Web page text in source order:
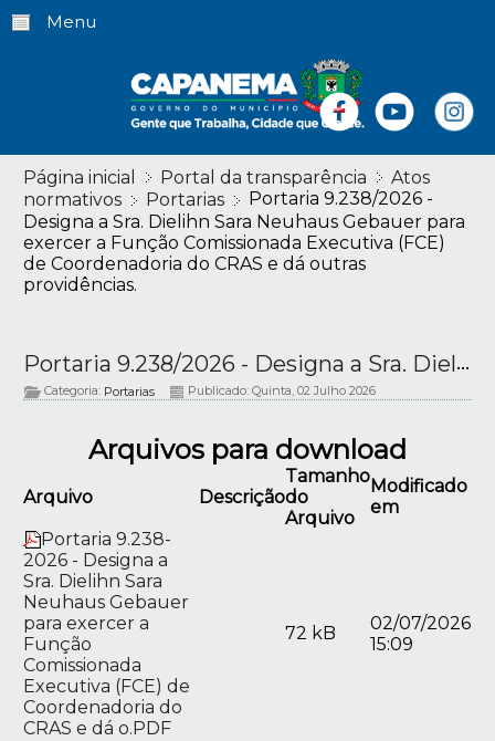
Menu
Página inicial Portal da transparência
Atos
normativos
Portarias
Portaria 9.238/2026 -
Designa a Sra. Dielihn Sara Neuhaus Gebauer para
exercer a Função Comissionada Executiva (FCE)
de Coordenadoria do CRAS e dá outras
providências.
Portaria 9.238/2026 - Designa a Sra. Dielihn Sara Neuhaus Gebauer para exercer a Função Comissionada Executiva (FCE) de Coordenadoria do CRAS e dá outras providências.
Categoria: Portarias Publicado: Quinta, 02 Julho 2026
Arquivos para download
Arquivo Descrição
Tamanho
do
Arquivo
Modificado
em
Portaria 9.238-
2026 - Designa a
Sra. Dielihn Sara
Neuhaus Gebauer
para exercer a
Função
Comissionada
Executiva (FCE) de
Coordenadoria do
CRAS e dá o.PDF
72 kB
02/07/2026
15:09